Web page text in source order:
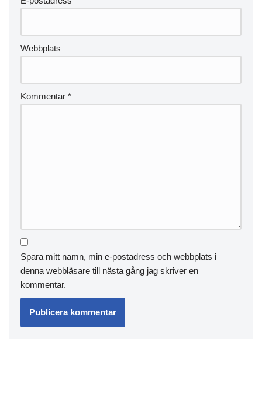
Webbplats
Kommentar *
Spara mitt namn, min e-postadress och webbplats i
denna webbläsare till nästa gång jag skriver en
kommentar.